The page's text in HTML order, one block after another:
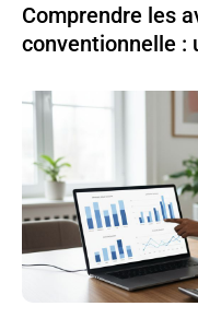
Comprendre les
conventionnelle :